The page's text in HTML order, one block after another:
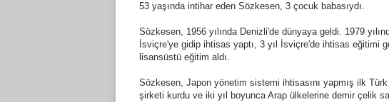
53 yaşında intihar eden Sözkesen, 3 çocuk babasıydı.
Sözkesen, 1956 yılında Denizli'de dünyaya geldi. 1979
İsviçre'ye gidip ihtisas yaptı, 3 yıl İsviçre'de ihtisas eğitimi
lisansüstü eğitim aldı.
Sözkesen, Japon yönetim sistemi ihtisasını yapmış ilk
şirketi kurdu ve iki yıl boyunca Arap ülkelerine demir çelik